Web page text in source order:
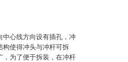
心线方向设有插孔，冲
构使得冲头与冲杆可拆
，为了便于拆装，在冲杆